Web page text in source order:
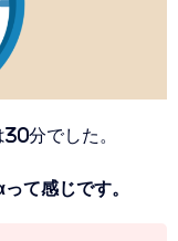
分でした。
て感じです。